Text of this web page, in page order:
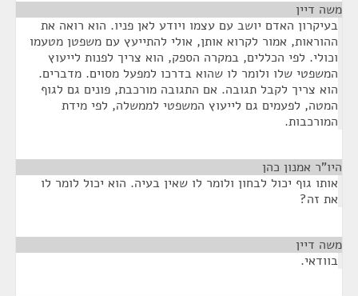
משה דיין
בעיקרון האדם יושב עם עצמו ויודע לאן פניו. הוא רואה את
ההוראות, אמור לקרוא אותן, אולי להתייעץ עם משפטן מטעמו
וכולי. לפי הכללים, במקרה הספק, הוא צריך לפנות לייעוץ
המשפטי שלו ולומר לו שהוא בדרכו למפעל מסוים. מדברים.
הוא צריך לקבל תגובה. אם התגובה מורכבת, פונים גם לגוף
המטה, לפעמים גם לייעוץ המשפטי לממשלה, לפי מידת
המורכבות.
היו"ר אמנון כהן
אותו גוף יכול לבחון ולומר לו שאין בעיה. הוא יכול לומר לו
את זה?
משה דיין
בוודאי.